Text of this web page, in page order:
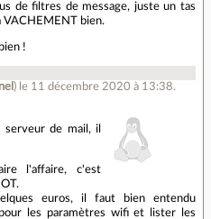
de filtres de message, juste un tas
VACHEMENT bien.
!
) le 11 décembre 2020 à 13:38.
de mail, il
l'affaire, c'est
euros, il faut bien entendu
les paramètres wifi et lister les